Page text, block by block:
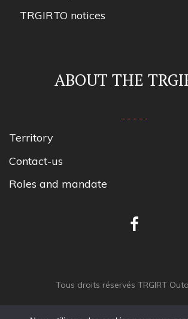
TRGIRTO notices
ABOUT THE
Territory
Contact-us
Roles and mandate
Tous droits réservés TRGIRT